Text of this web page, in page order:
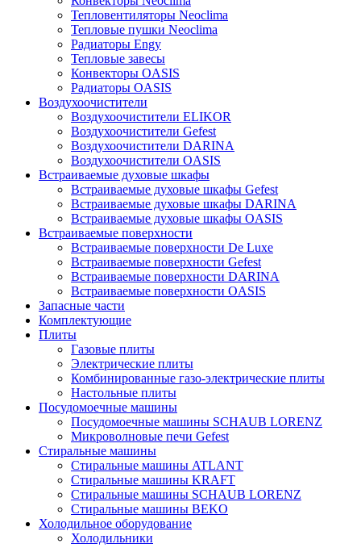
Тепловентиляторы Neoclima
Тепловые пушки Neoclima
Радиаторы Engy
Тепловые завесы
Конвекторы OASIS
Радиаторы OASIS
Воздухоочистители
Воздухоочистители ELIKOR
Воздухоочистители Gefest
Воздухоочистители DARINA
Воздухоочистители OASIS
Встраиваемые духовые шкафы
Встраиваемые духовые шкафы Gefest
Встраиваемые духовые шкафы DARINA
Встраиваемые духовые шкафы OASIS
Встраиваемые поверхности
Встраиваемые поверхности De Luxe
Встраиваемые поверхности Gefest
Встраиваемые поверхности DARINA
Встраиваемые поверхности OASIS
Запасные части
Комплектующие
Плиты
Газовые плиты
Электрические плиты
Комбинированные газо-электрические плиты
Настольные плиты
Посудомоечные машины
Посудомоечные машины SCHAUB LORENZ
Микроволновые печи Gefest
Стиральные машины
Стиральные машины ATLANT
Стиральные машины KRAFT
Стиральные машины SCHAUB LORENZ
Стиральные машины BEKO
Холодильное оборудование
Холодильники